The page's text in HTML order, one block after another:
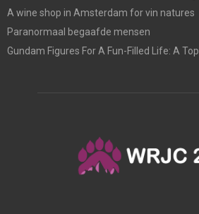
A wine shop in Amsterdam for vin natures
Paranormaal begaafde mensen
Gundam Figures For A Fun-Filled Life: A